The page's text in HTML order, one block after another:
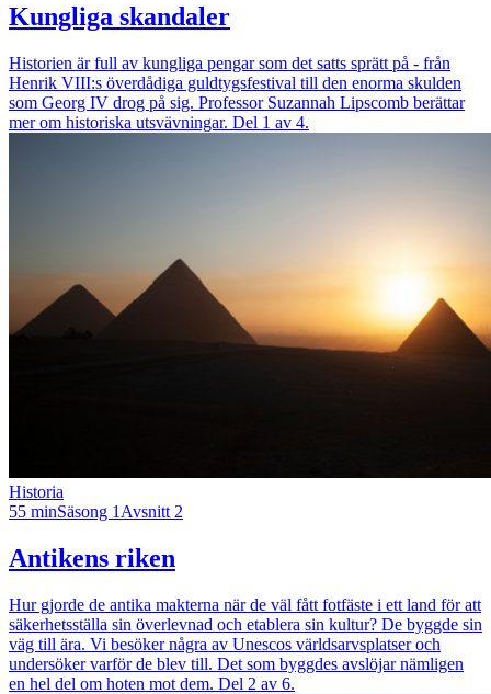
Kungliga skandaler
Historien är full av kungliga pengar som det satts sprätt på - från
Henrik VIII:s överdådiga guldtygsfestival till den enorma skulden
som Georg IV drog på sig. Professor Suzannah Lipscomb berättar
mer om historiska utsvävningar. Del 1 av 4.
Historia
55 minSäsong 1 Avsnitt 2
Antikens riken
Hur gjorde de antika makterna när de väl fått fotfäste i ett land för att
säkerhetsställa sin överlevnad och etablera sin kultur? De byggde sin
väg till ära. Vi besöker några av Unescos världsarvsplatser och
undersöker varför de blev till. Det som byggdes avslöjar nämligen
en hel del om hoten mot dem. Del 2 av 6.